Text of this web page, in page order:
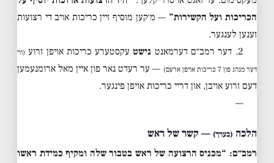
הכריכות ועל הקשירות” — מ׳קען מוסיף זיין כריכות אויב די רצועות
זענען לענגער.
2. דער רמב״ם דערמאנט
נישטעקסטערע כריכות אויפן זרוע (ווי
דער מנהג פון 7 כריכות אויפן ארעם)
— ער רעדט נאר פון איין מאל ארומנעמען
דעם זרוע אויבן, און דריי כריכות אויפן פינגער.
—
הלכה (בערך) — קשר של ראש
רמב״ם: “מכניס הרצועה של ראש בטבור שלה ומקיף כמידת ראשו